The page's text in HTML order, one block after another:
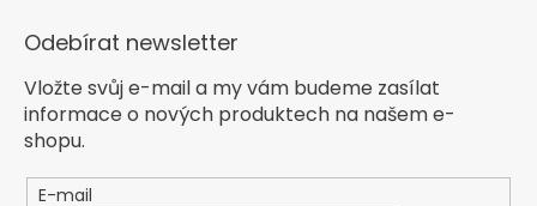
Odebírat newsletter
Vložte svůj e-mail a my vám budeme zasílat
informace o nových produktech na našem e-
shopu.
E-mail